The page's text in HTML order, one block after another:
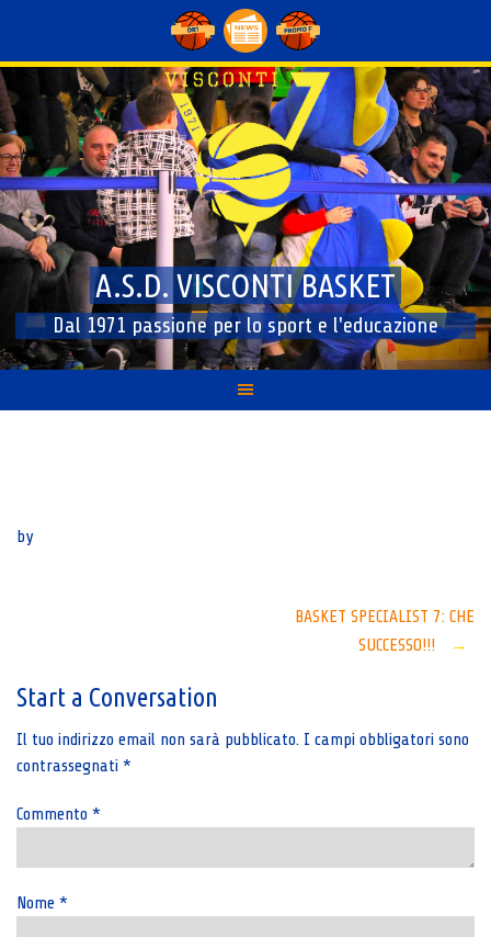
content
A.S.D. VISCONTI BASKET
Dal 1971 passione per lo sport e l'educazione
by
BASKET SPECIALIST 7: CHE
SUCCESSO!!!
→
Start a Conversation
Il tuo indirizzo email non sarà pubblicato. I campi obbligatori sono
contrassegnati *
Commento *
Nome *